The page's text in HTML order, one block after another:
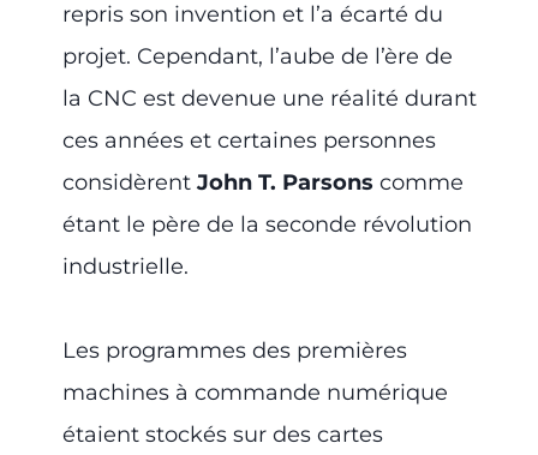
repris son invention et l’a écarté du
projet. Cependant, l’aube de l’ère de
la CNC est devenue une réalité durant
ces années et certaines personnes
considèrent John T. Parsons comme
étant le père de la seconde révolution
industrielle.
Les programmes des premières
machines à commande numérique
étaient stockés sur des cartes